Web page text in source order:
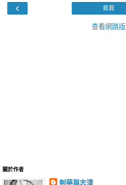
‹ 首頁
查看網路版
關於作者
劍華與志清